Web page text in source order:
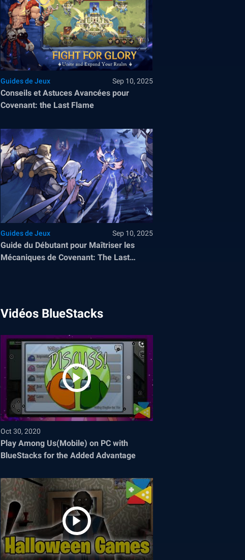
Guides de Jeux Sep 10, 2025
Conseils et Astuces Avancées pour
Covenant: the Last Flame
Guides de Jeux Sep 10, 2025
Guide du Débutant pour Maîtriser les
Mécaniques de Covenant: The Last
Vidéos BlueStacks
Oct 30, 2020
Play Among Us(Mobile) on PC with
BlueStacks for the Added Advantage